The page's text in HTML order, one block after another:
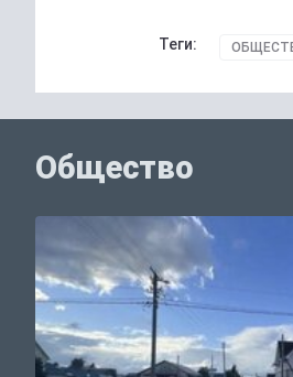
Теги:
Общество